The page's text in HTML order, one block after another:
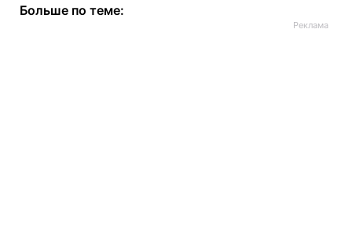
Больше по теме: